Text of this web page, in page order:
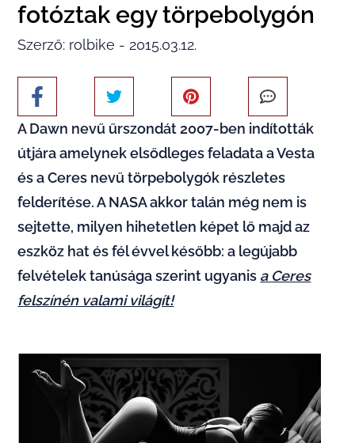
fotóztak egy törpebolygón
Szerző: rolbike - 2015.03.12.
A Dawn nevű űrszondát 2007-ben indították
útjára amelynek elsődleges feladata a Vesta
és a Ceres nevű törpebolygók részletes
felderítése. A NASA akkor talán még nem is
sejtette, milyen hihetetlen képet lő majd az
eszköz hat és fél évvel később: a legújabb
felvételek tanúsága szerint ugyanis a Ceres
felszínén valami világít!